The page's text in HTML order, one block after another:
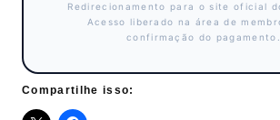
Redirecionamento para o site oficial
Acesso liberado na área de
confirmação do pagamento.
Compartilhe isso: